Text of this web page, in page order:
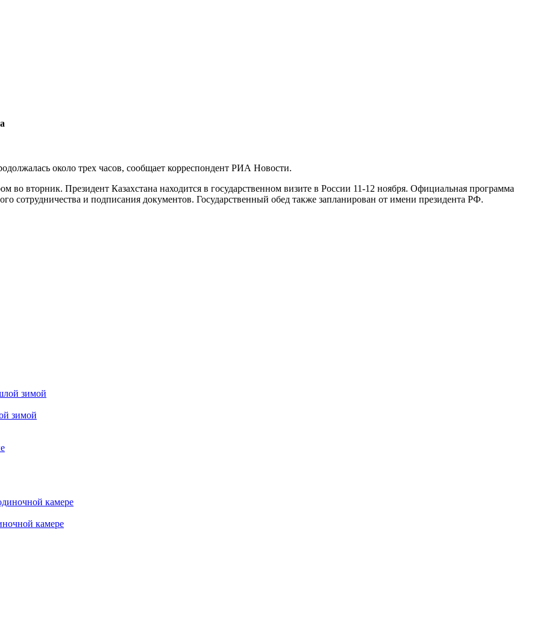
около трех часов, сообщает корреспондент РИА Новости.
во вторник. Президент Казахстана находится в государственном визите в России 11-12 ноября. Официальная программа
сотрудничества и подписания документов. Государственный обед также запланирован от имени президента РФ.
зимой
камере